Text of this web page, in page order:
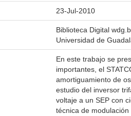
23-Jul-2010
Biblioteca Digital
Universidad de
En este trabajo se
importantes, el
amortiguamiento de
estudio del inversor
voltaje a un SEP con
técnica de